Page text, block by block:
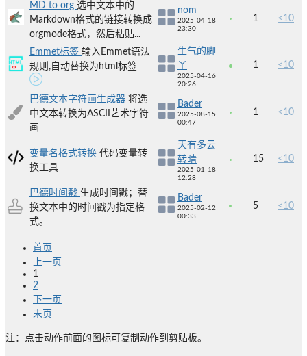
MD to org 选中文本中的
Markdown格式的链接转换成
orgmode格式，然后粘贴...
nom
2025-04-18
23:30
1 <10
Emmet标签 输入Emmet语法
规则,自动替换为html标签
生气的脚
丫
2025-04-16
20:26
1 <10
巴德文本字符画生成器 将选
中文本转换为ASCII艺术字符
画
Bader
2025-08-15
00:47
1 <10
变量名格式转换 代码变量转
换工具
天有多云
转晴
2025-01-18
12:28
15 <10
巴德时间戳 生成时间戳；替
换文本中的时间戳为指定格
式。
Bader
2025-02-12
00:33
5 <10
首页
上一页
1
2
下一页
末页
注：点击动作前面的图标可复制动作到剪贴板。